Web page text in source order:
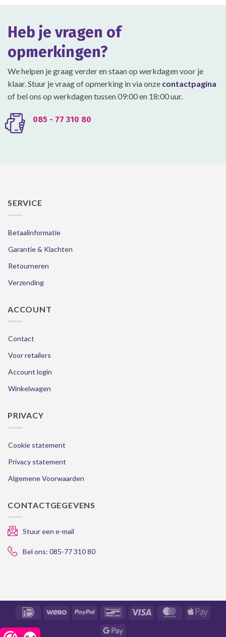
worden
de
Heb je vragen of
opmerkingen?
We helpen je graag verder en staan op werkdagen voor je
klaar. Stuur je vraag of opmerking in via onze contactpagina
of bel ons op werkdagen tussen 09:00 en 18:00 uur.
085 - 77 310 80
SERVICE
Betaalinformatie
Garantie & Klachten
Retourneren
Verzending
ACCOUNT
Contact
Voor retailers
Account login
Winkelwagen
PRIVACY
Cookie statement
Privacy statement
Algemene Voorwaarden
CONTACTGEGEVENS
Stuur een e-mail
Bel ons: 085-77 310 80